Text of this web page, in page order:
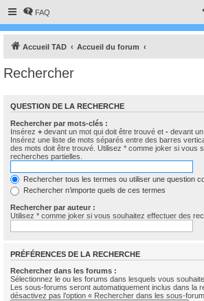
FAQ
Accueil TAD Accueil du forum
Rechercher
QUESTION DE LA RECHERCHE
Rechercher par mots-clés :
Insérez + devant un mot qui doit être trouvé et - devant
Insérez une liste de mots séparés entre des barres
des mots doit être trouvé. Utilisez * comme joker si vous
recherches partielles.
Rechercher tous les termes ou utiliser une question
Rechercher n’importe quels de ces termes
Rechercher par auteur :
Utilisez * comme joker si vous souhaitez effectuer des
PRÉFÉRENCES DE LA RECHERCHE
Rechercher dans les forums :
Sélectionnez le ou les forums dans lesquels vous
Les sous-forums seront automatiquement inclus dans la
désactivez pas l’option « Rechercher dans les sous-